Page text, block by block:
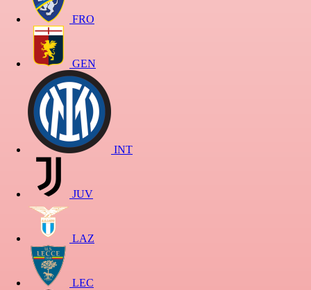
FRO
GEN
INT
JUV
LAZ
LEC